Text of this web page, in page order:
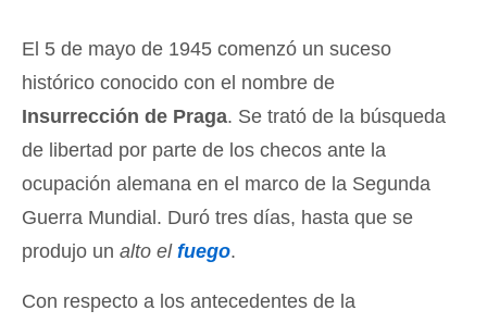
El 5 de mayo de 1945 comenzó un suceso
histórico conocido con el nombre de
Insurrección de Praga. Se trató de la búsqueda
de libertad por parte de los checos ante la
ocupación alemana en el marco de la Segunda
Guerra Mundial. Duró tres días, hasta que se
produjo un alto el fuego.
Con respecto a los antecedentes de la